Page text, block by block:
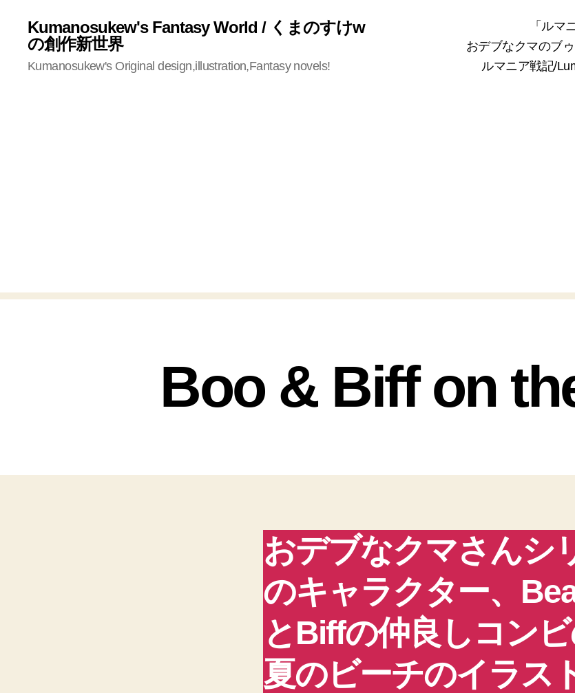
Kumanosukew's Fantasy World / くまのすけw
の創作新世界
Kumanosukew's Original design,illustration,Fantasy novels!
「ルマ
おデブなクマのブ
ルマニア戦記/
Boo & Biff on
おデブなクマさんシ
のキャラクター、
とBiffの仲良しコン
夏のビーチのイラス